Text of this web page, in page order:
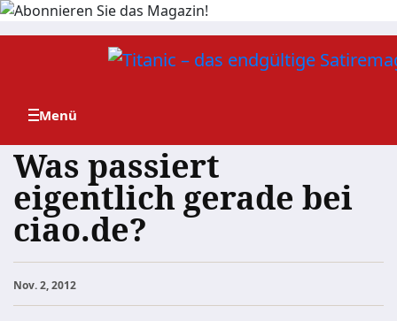
Zum
Was passiert
eigentlich gerade bei
ciao.de?
Nov. 2, 2012